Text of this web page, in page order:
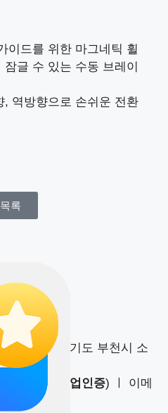
이드를 위한 마그네틱 휠
글 수 있는 수동 브레이
, 역방향으로 손쉬운 전환
목록
ㅣ 주소: 경기도 부천시 소
층
여성기업인증) ㅣ 이메